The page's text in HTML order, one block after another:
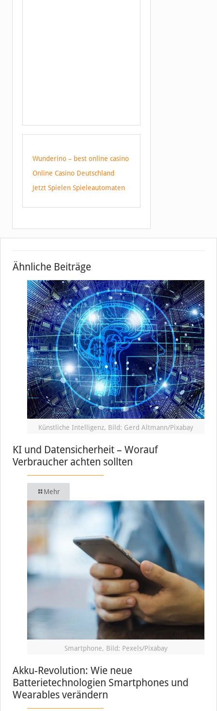
Wunderino – best online casino
Online Casino Deutschland
Jetzt Spielen Spieleautomaten
Ähnliche Beiträge
Künstliche Intelligenz, Bild: Gerd Altmann/Pixabay
KI und Datensicherheit – Worauf
Verbraucher achten sollten
Mehr
Smartphone, Bild: Pexels/Pixabay
Akku-Revolution: Wie neue
Batterietechnologien Smartphones und
Wearables verändern